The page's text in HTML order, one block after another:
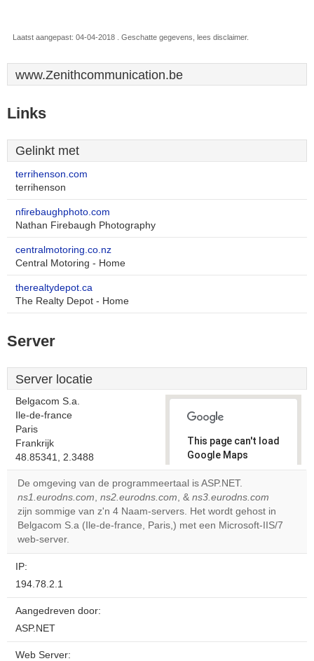
Laatst aangepast: 04-04-2018 . Geschatte gegevens, lees disclaimer.
www.Zenithcommunication.be
Links
Gelinkt met
terrihenson.com
terrihenson
nfirebaughphoto.com
Nathan Firebaugh Photography
centralmotoring.co.nz
Central Motoring - Home
therealtydepot.ca
The Realty Depot - Home
Server
Server locatie
Belgacom S.a.
Ile-de-france
Paris
Frankrijk
48.85341, 2.3488
This page can't load
Google Maps
correctly.
Do you
own this
website?
OK
De omgeving van de programmeertaal is ASP.NET.
ns1.eurodns.com, ns2.eurodns.com, & ns3.eurodns.com
zijn sommige van z'n 4 Naam-servers. Het wordt gehost in
Belgacom S.a (Ile-de-france, Paris,) met een Microsoft-IIS/7
web-server.
IP:
194.78.2.1
Aangedreven door:
ASP.NET
Web Server: